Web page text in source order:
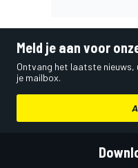
Meld je aan voor
Ontvang het laatste
je mailbox.